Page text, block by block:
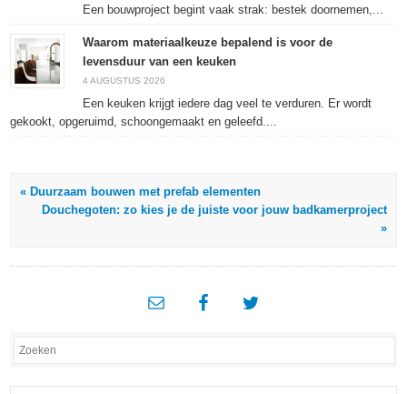
Een bouwproject begint vaak strak: bestek doornemen,...
Waarom materiaalkeuze bepalend is voor de
levensduur van een keuken
4 AUGUSTUS 2026
Een keuken krijgt iedere dag veel te verduren. Er wordt
gekookt, opgeruimd, schoongemaakt en geleefd....
« Duurzaam bouwen met prefab elementen
Douchegoten: zo kies je de juiste voor jouw badkamerproject
»